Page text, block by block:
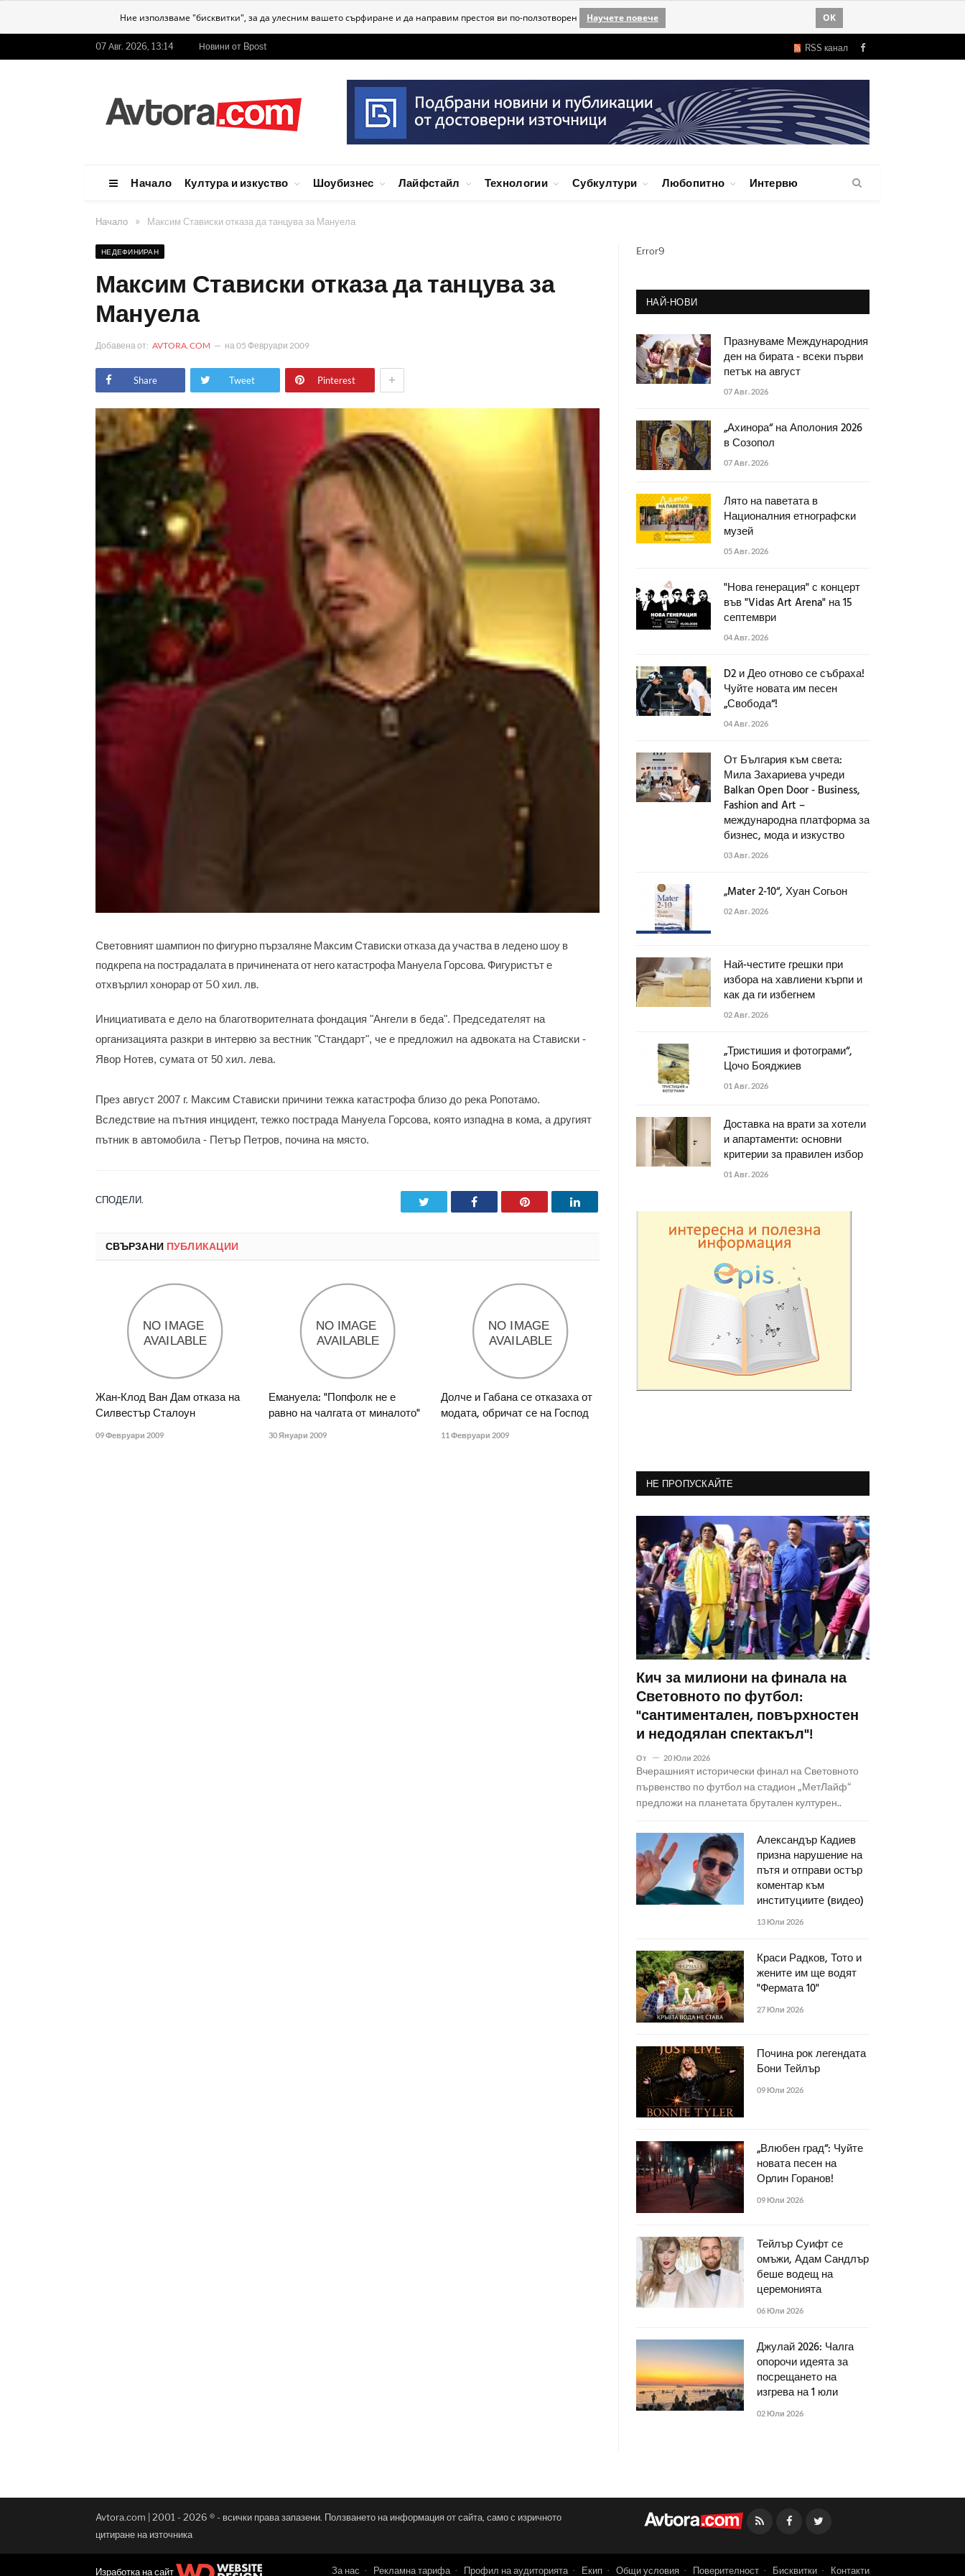
Ние използваме "бисквитки", за да улесним вашето сърфиране и да направим престоя ви по-ползотворен Научете повече OK
07 Авг. 2026, 13:14 Новини от Bpost RSS канал Facebook
Начало Култура и изкуство Шоубизнес Лайфстайл Технологии Субкултури Любопитно Интервю
Начало » Максим Стависки отказа да танцува за Мануела
НЕДЕФИНИРАН
Максим Стависки отказа да танцува за
Мануела
Добавена от: AVTORA.COM на05 Февруари 2009
Share Tweet Pinterest +
Световният шампион по фигурно пързаляне Максим Стависки отказа да участва в ледено шоу в
подкрепа на пострадалата в причинената от него катастрофа Мануела Горсова. Фигуристът е
отхвърлил хонорар от 50 хил. лв.
Инициативата е дело на благотворителната фондация "Ангели в беда". Председателят на
организацията разкри в интервю за вестник "Стандарт", че е предложил на адвоката на Стависки -
Явор Нотев, сумата от 50 хил. лева.
През август 2007 г. Максим Стависки причини тежка катастрофа близо до река Ропотамо.
Вследствие на пътния инцидент, тежко пострада Мануела Горсова, която изпадна в кома, а другият
пътник в автомобила - Петър Петров, почина на място.
СПОДЕЛИ. Facebook Pinterest LinkedIn
СВЪРЗАНИ ПУБЛИКАЦИИ
Жан-Клод Ван Дам отказа на
Силвестър Сталоун
09 Февруари 2009
Емануела: "Попфолк не е
равно на чалгата от миналото"
30 Януари 2009
Долче и Габана се отказаха от
модата, обричат се на Господ
11 Февруари 2009
Error9
НАЙ-НОВИ
Празнуваме Международния
ден на бирата - всеки първи
петък на август
07 Авг. 2026
„Ахинора“ на Аполония 2026
в Созопол
07 Авг. 2026
Лято на паветата в
Националния етнографски
музей
05 Авг. 2026
"Нова генерация" с концерт
във "Vidas Art Arena" на 15
септември
04 Авг. 2026
D2 и Део отново се събраха!
Чуйте новата им песен
„Свобода“!
04 Авг. 2026
От България към света:
Мила Захариева учреди
Balkan Open Door - Business,
Fashion and Art –
международна платформа за
бизнес, мода и изкуство
03 Авг. 2026
„Mater 2-10“, Хуан Согьон
02 Авг. 2026
Най-честите грешки при
избора на хавлиени кърпи и
как да ги избегнем
02 Авг. 2026
„Тристишия и фотограми“,
Цочо Бояджиев
01 Авг. 2026
Доставка на врати за хотели
и апартаменти: основни
критерии за правилен избор
01 Авг. 2026
НЕ ПРОПУСКАЙТЕ
Кич за милиони на финала на
Световното по футбол:
"сантиментален, повърхностен
и недодялан спектакъл"!
От 20 Юли 2026
Вчерашният исторически финал на Световното
първенство по футбол на стадион „МетЛайф“
предложи на планетата брутален културен..
Александър Кадиев
призна нарушение на
пътя и отправи остър
коментар към
институциите (видео)
13 Юли 2026
Краси Радков, Тото и
жените им ще водят
"Фермата 10"
27 Юли 2026
Почина рок легендата
Бони Тейлър
09 Юли 2026
„Влюбен град“: Чуйте
новата песен на
Орлин Горанов!
09 Юли 2026
Тейлър Суифт се
омъжи, Адам Сандлър
беше водещ на
церемонията
06 Юли 2026
Джулай 2026: Чалга
опорочи идеята за
посрещането на
изгрева на 1 юли
02 Юли 2026
Avtora.com | 2001 - 2026 ® - всички права запазени. Ползването на информация от сайта, само с изричното
цитиране на източника
Facebook
Изработка на сайт За нас Рекламна тарифа Профил на аудиторията Екип Общи условия Поверителност Бисквитки Контакти